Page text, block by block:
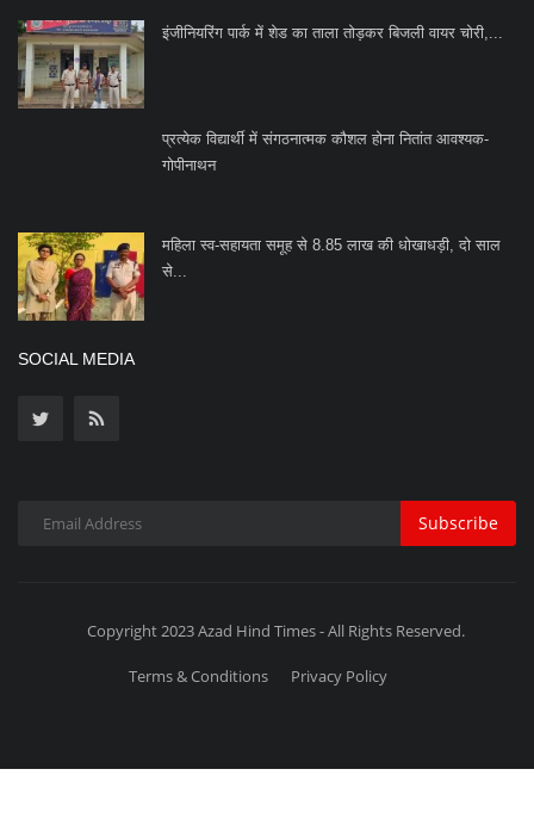
इंजीनियरिंग पार्क में शेड का ताला तोड़कर बिजली वायर चोरी,...
प्रत्येक विद्यार्थी में संगठनात्मक कौशल होना नितांत आवश्यक-
गोपीनाथन
महिला स्व-सहायता समूह से 8.85 लाख की धोखाधड़ी, दो साल
से...
SOCIAL MEDIA
Subscribe
Copyright 2023 Azad Hind Times - All Rights Reserved.
Terms & Conditions Privacy Policy